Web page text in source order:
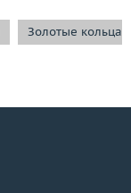
Золотые кольца